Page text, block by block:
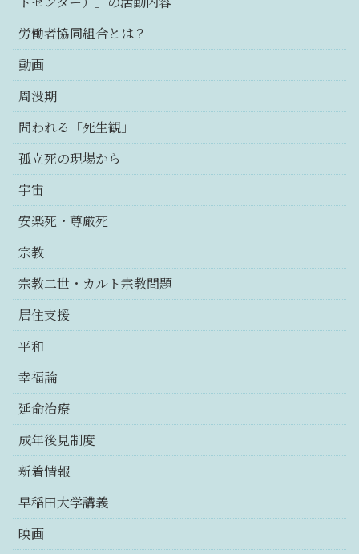
労働者協同組合とは？
動画
周没期
問われる「死生観」
孤立死の現場から
宇宙
安楽死・尊厳死
宗教
宗教二世・カルト宗教問題
居住支援
平和
幸福論
延命治療
成年後見制度
新着情報
早稲田大学講義
映画